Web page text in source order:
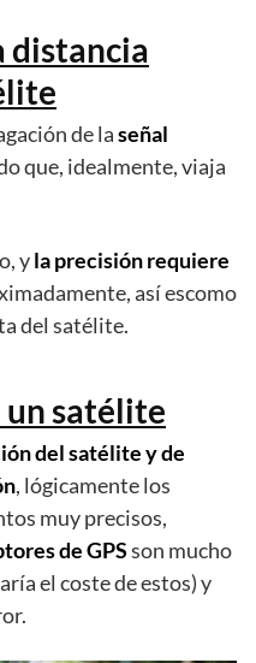
distancia
de laseñal
que, idealmente, viaja
yla precisión requiere
así escomo
del satélite.
un satélite
del satélite y de
, lógicamente los
muy precisos,
de GPSson mucho
el coste de estos) y